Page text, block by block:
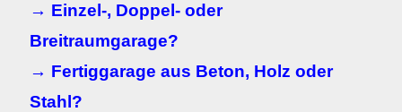
→ Einzel-, Doppel- oder
Breitraumgarage?
→ Fertiggarage aus Beton, Holz oder
Stahl?